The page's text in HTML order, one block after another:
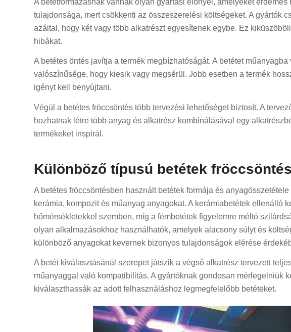
tulajdonsága, mert csökkenti az összeszerelési költségeket. A gyártók
azáltal, hogy két vagy több alkatrészt egyesítenek egybe. Ez
hibákat.
A betétes öntés javítja a termék megbízhatóságát. A betétet
valószínűsége, hogy kiesik vagy megsérül. Jobb esetben a termék
igényt kell benyújtani.
Végül a betétes fröccsöntés több tervezési lehetőséget biztosít. A
hozhatnak létre több anyag és alkatrész kombinálásával egy
termékeket inspirál.
Különböző típusú betétek
A betétes fröccsöntésben használt betétek formája és
kerámia, kompozit és műanyag anyagokat. A kerámiabetétek ellenálló
hőmérsékletekkel szemben, míg a fémbetétek figyelemre méltó
olyan alkalmazásokhoz használhatók, amelyek alacsony súlyt és
különböző anyagokat kevernek bizonyos tulajdonságok elérése
A betét kiválasztásánál szerepet játszik a végső alkatrész tervezett
műanyaggal való kompatibilitás. A gyártóknak gondosan mérlegelniük
kiválaszthassák az adott felhasználáshoz legmegfelelőbb betéteket.